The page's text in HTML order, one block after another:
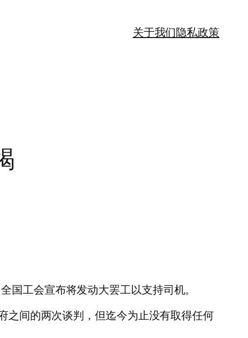
关于我们隐私政策
国工会宣布将发动大罢工以支持司机。
之间的两次谈判，但迄今为止没有取得任何